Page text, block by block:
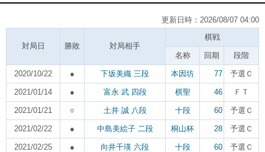
更新日時：2026/08/07 04:00
対局日 勝敗 対局相手
棋戦
名称 回期 段階
2020/10/22 ● 下坂美織 三段 本因坊 77 予選Ｃ
2021/01/14 ● 富永 武 四段 棋聖 46 ＦＴ
2021/01/21 ○ 土井 誠 八段 十段 60 予選Ｃ
2021/02/22 ● 中島美絵子 二段 桐山杯 28 予選Ｃ
2021/02/25 ● 向井千瑛 六段 十段 60 予選Ｃ